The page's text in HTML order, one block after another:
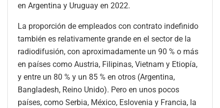
en Argentina y Uruguay en 2022.
La proporción de empleados con contrato indefinido
también es relativamente grande en el sector de la
radiodifusión, con aproximadamente un 90 % o más
en países como Austria, Filipinas, Vietnam y Etiopía,
y entre un 80 % y un 85 % en otros (Argentina,
Bangladesh, Reino Unido). Pero en unos pocos
países, como Serbia, México, Eslovenia y Francia, la